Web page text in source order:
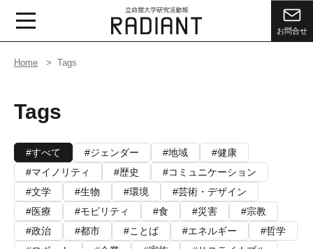
お問合せ
Home Tags
Tags
すべて ジェンダー 地域
健康
マイノリティ
歴史
コミュニケーション
文学
生物 環境
芸術・デザイン
医療
モビリティ 食 災害
宗教
政治
都市 ことば エネルギー
哲学